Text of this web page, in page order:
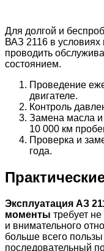
Для долгой и
ВАЗ 2116 в условиях
проводить
состоянием.
Проведение
двигателе.
Контроль
Замена масла
10 000 км
Проверка и
года.
Эксплуатация АЗ
моменты требует
и внимательного
больше всего
последовательный